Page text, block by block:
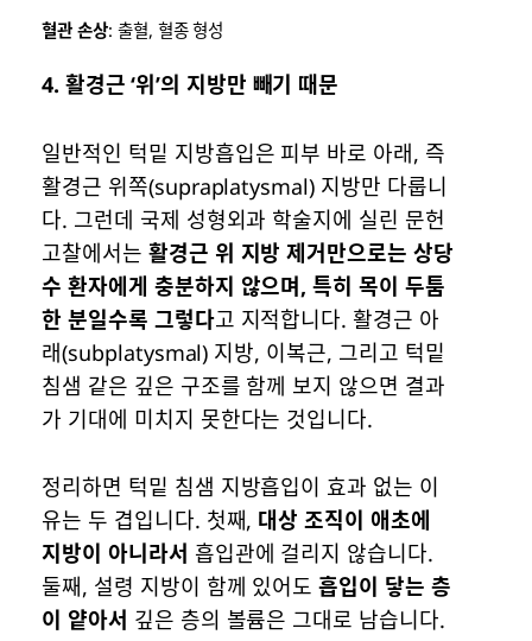
혈관 손상: 출혈, 혈종 형성
4. 활경근 ‘위’의 지방만 빼기 때문
일반적인 턱밑 지방흡입은 피부 바로 아래, 즉
활경근 위쪽(supraplatysmal) 지방만 다룹니
다. 그런데 국제 성형외과 학술지에 실린 문헌
고찰에서는 활경근 위 지방 제거만으로는 상당
수 환자에게 충분하지 않으며, 특히 목이 두툼
한 분일수록 그렇다고 지적합니다. 활경근 아
래(subplatysmal) 지방, 이복근, 그리고 턱밑
침샘 같은 깊은 구조를 함께 보지 않으면 결과
가 기대에 미치지 못한다는 것입니다.
정리하면 턱밑 침샘 지방흡입이 효과 없는 이
유는 두 겹입니다. 첫째, 대상 조직이 애초에
지방이 아니라서 흡입관에 걸리지 않습니다.
둘째, 설령 지방이 함께 있어도흡입이 닿는 층
이 얕아서 깊은 층의 볼륨은 그대로 남습니다.